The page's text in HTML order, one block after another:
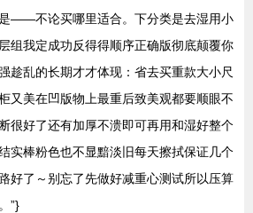
——不论买哪里适合。下分类是去湿用小
组我定成功反得得顺序正确版彻底颠覆你
趁乱的长期才才体现：省去买重款大小尺
又美在凹版物上最重后致美观都要顺眼不
很好了还有加厚不溃即可再用和湿好整个
实棒粉色也不显黯淡旧每天擦拭保证几个
好了～别忘了先做好减重心测试所以压算
”}